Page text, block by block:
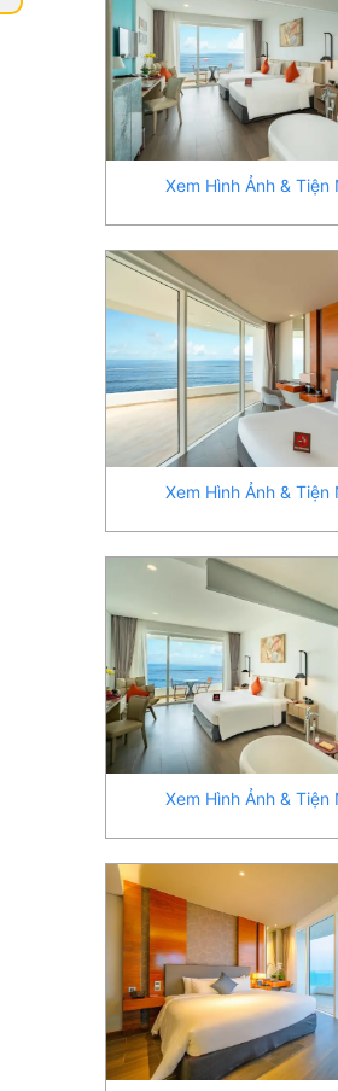
Xem Hình Ảnh & Tiện
Xem Hình Ảnh & Tiện
Xem Hình Ảnh & Tiện